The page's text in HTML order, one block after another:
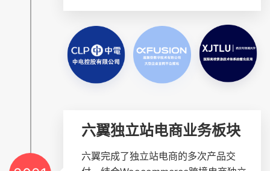
六翼独立站电商业务板块
六翼完成了独立站电商的多次产品交